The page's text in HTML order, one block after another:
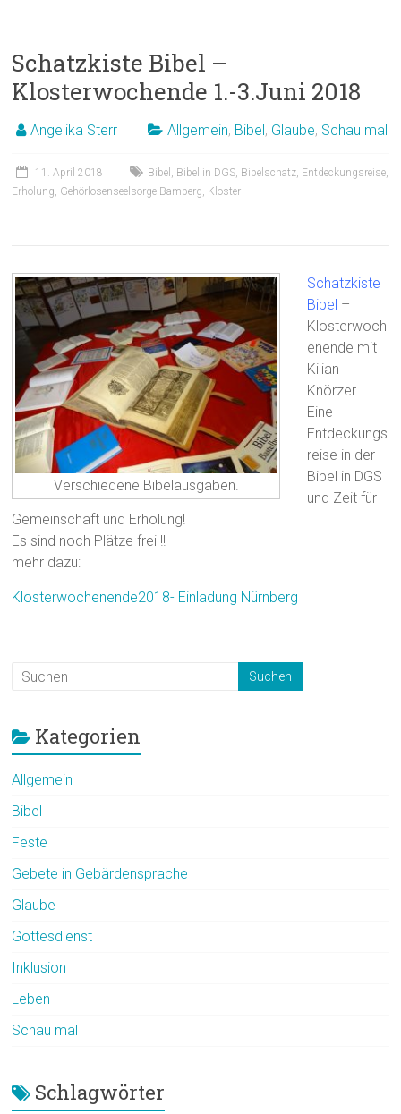
Schatzkiste Bibel –
Klosterwochende 1.-3.Juni 2018
Angelika Sterr Allgemein, Bibel , Glaube, Schau mal
11. April 2018 Bibel , Bibel in DGS, Bibelschatz, Entdeckungsreise,
Erholung, Gehörlosenseelsorge Bamberg, Kloster
Verschiedene Bibelausgaben.
Schatzkiste
Bibel –
Klosterwoch
enende mit
Kilian
Knörzer
Eine
Entdeckungs
reise in der
Bibel in DGS
und Zeit für
Gemeinschaft und Erholung!
Es sind noch Plätze frei !!
mehr dazu:
Klosterwochenende2018- Einladung Nürnberg
Kategorien
Allgemein
Bibel
Feste
Gebete in Gebärdensprache
Glaube
Gottesdienst
Inklusion
Leben
Schau mal
Schlagwörter